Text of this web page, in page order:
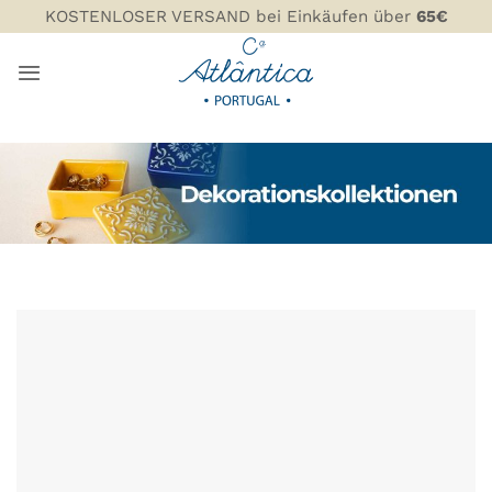
Inhalt
springen
KOSTENLOSER VERSAND bei Einkäufen über 65€